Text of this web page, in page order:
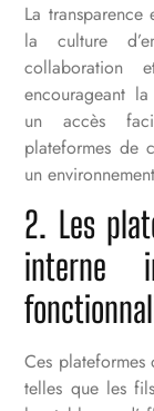
La transparence
la culture
collaboration
encourageant
un accès
plateformes de
un
2. Les
interne
Ces
telles que les